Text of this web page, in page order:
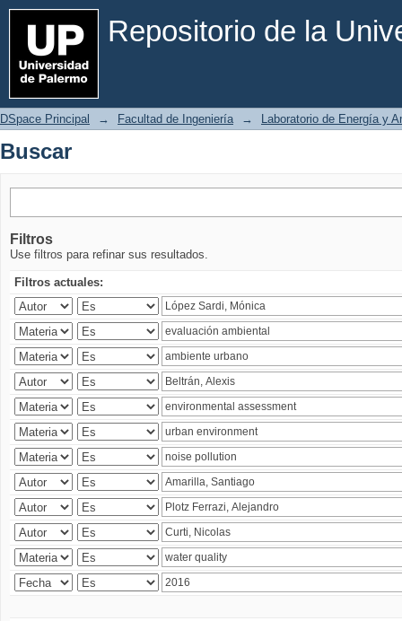
Repositorio de la
Buscar
DSpace Principal → Facultad de Ingeniería → Laboratorio de Energía y
Buscar
Filtros
Use filtros para refinar sus resultados.
Filtros actuales: